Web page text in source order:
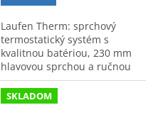
Laufen Therm: sprchový
termostatický systém s
kvalitnou batériou, 230 mm
hlavovou sprchou a ručnou
sprchou pre maximálny
komfort a relax.
SKLADOM